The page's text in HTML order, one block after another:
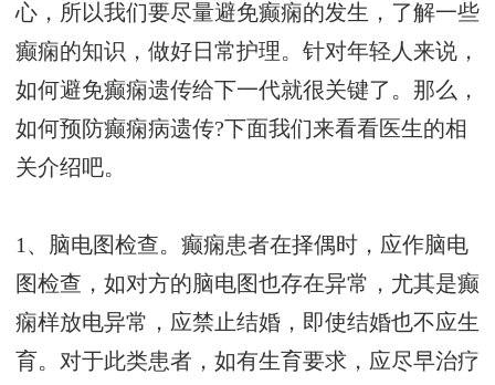
心，所以我们要尽量避免癫痫的发生，了解一些
癫痫的知识，做好日常护理。针对年轻人来说，
如何避免癫痫遗传给下一代就很关键了。那么，
如何预防癫痫病遗传?下面我们来看看医生的相
关介绍吧。
1、脑电图检查。癫痫患者在择偶时，应作脑电
图检查，如对方的脑电图也存在异常，尤其是癫
痫样放电异常，应禁止结婚，即使结婚也不应生
育。对于此类患者，如有生育要求，应尽早治疗